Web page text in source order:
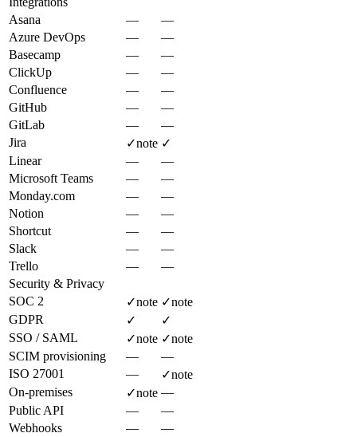
Asana
—
—
Azure DevOps
—
—
Basecamp
—
—
ClickUp
—
—
Confluence
—
—
GitHub
—
—
GitLab
—
—
Jira
✓note ✓
Linear
—
—
Microsoft Teams
—
—
Monday.com
—
—
Notion
—
—
Shortcut
—
—
Slack
—
—
Trello
—
—
Security & Privacy
SOC 2
✓note ✓note
GDPR
✓
✓
SSO / SAML
✓note ✓note
SCIM provisioning
—
—
ISO 27001
— ✓note
On-premises
✓note —
Public API
—
—
Webhooks
—
—